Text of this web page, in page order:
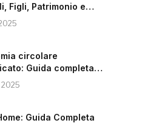
Figli, Patrimonio e
circolare
Guida completa
2025
Guida Completa